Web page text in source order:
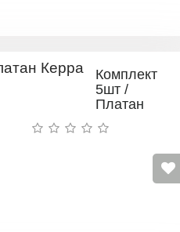
Комплект
5шт /
Платан
Керра